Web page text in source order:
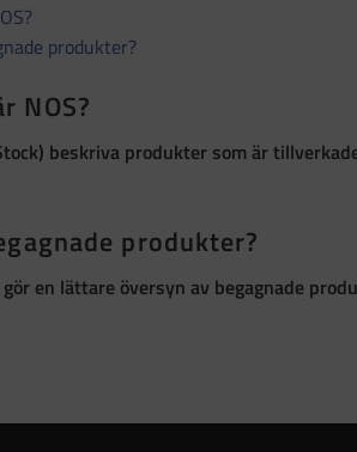
produkter?
NOS?
beskriva produkter som är
produkter?
gör en lättare översyn av begagnade